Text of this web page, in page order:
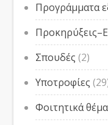
Προγράμματα
Σπουδές (2)
Υποτροφίες
Φοιτητικά